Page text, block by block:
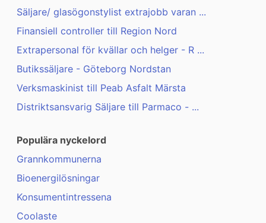
Säljare/ glasögonstylist extrajobb varan ...
Finansiell controller till Region Nord
Extrapersonal för kvällar och helger - R ...
Butikssäljare - Göteborg Nordstan
Verksmaskinist till Peab Asfalt Märsta
Distriktsansvarig Säljare till Parmaco - ...
Populära nyckelord
Grannkommunerna
Bioenergilösningar
Konsumentintressena
Coolaste